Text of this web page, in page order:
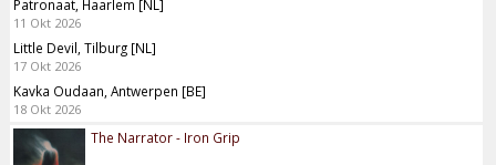
Patronaat, Haarlem [NL]
11 Okt 2026
Little Devil, Tilburg [NL]
17 Okt 2026
Kavka Oudaan, Antwerpen [BE]
18 Okt 2026
The Narrator - Iron Grip